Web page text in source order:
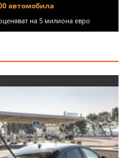
автомобила
на 5 милиона евро